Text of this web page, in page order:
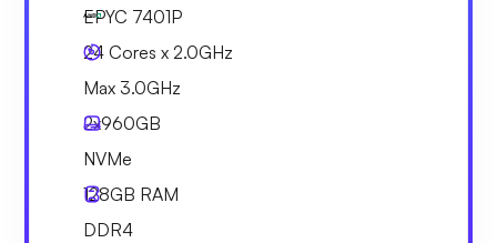
EPYC 7401P
24 Cores x 2.0GHz
Max 3.0GHz
2x960GB
NVMe
128GB RAM
DDR4